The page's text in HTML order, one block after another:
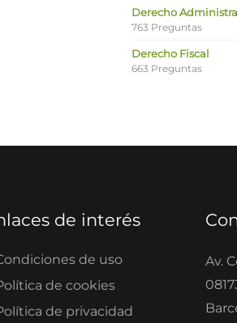
Derecho
763 Preguntas
Derecho Fiscal
663 Preguntas
de interés
de uso
de cookies
de privacidad
Av.